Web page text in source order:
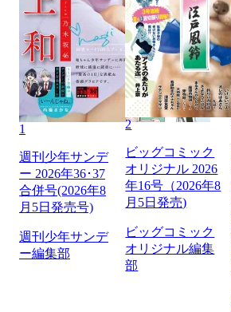
1
週刊少年サンデ
ー 2026年36･37
合併号(2026年8
月5日発売号)
週刊少年サンデ
ー編集部
2
ビッグコミック
オリジナル 2026
年16号（2026年8
月5日発売)
ビッグコミック
オリジナル編集
部